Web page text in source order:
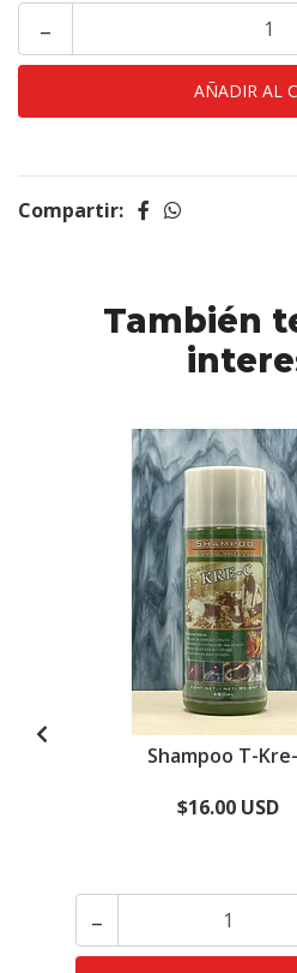
-
Compartir:
También
Shampoo T-
$16.00 USD
-